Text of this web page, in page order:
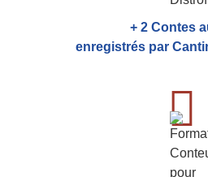
+ 2 Contes
enregistrés par